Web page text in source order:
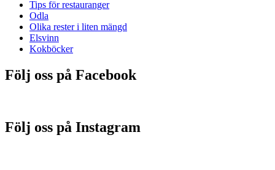
Tips för restauranger
Odla
Olika rester i liten mängd
Elsvinn
Kokböcker
Följ oss på Facebook
Följ oss på Instagram